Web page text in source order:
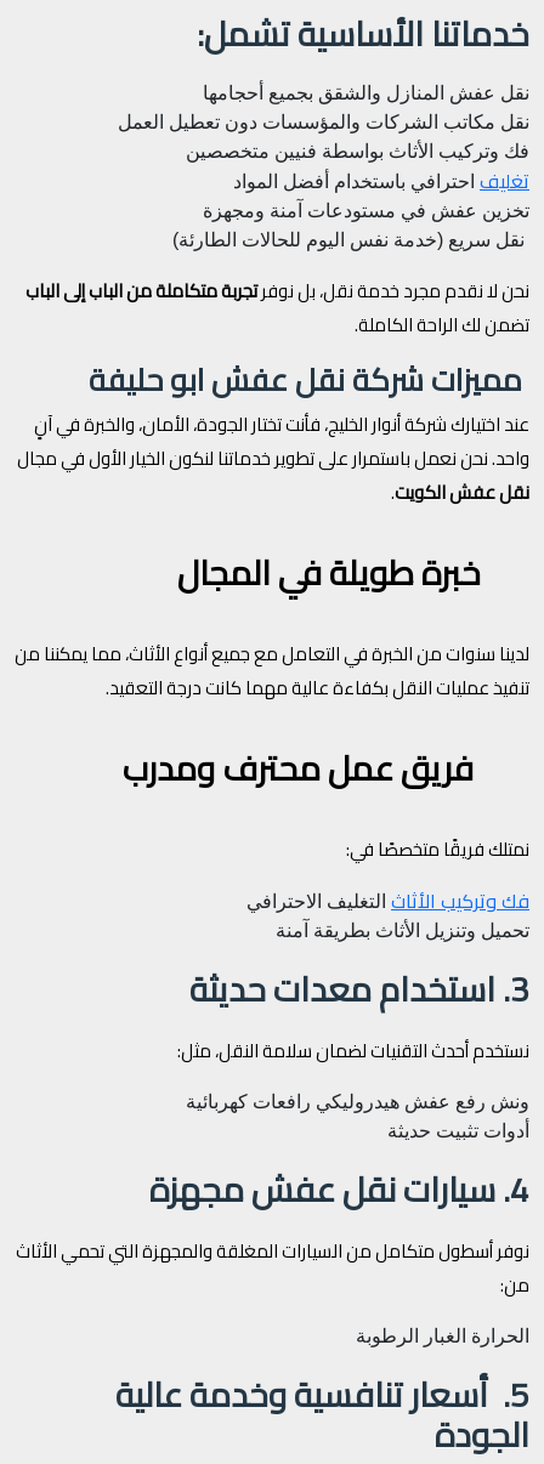
خدماتنا الأساسية تشمل:
نقل عفش المنازل والشقق بجميع أحجامها
نقل مكاتب الشركات والمؤسسات دون تعطيل العمل
فك وتركيب الأثاث بواسطة فنيين متخصصين
تغليف احترافي باستخدام أفضل المواد
تخزين عفش في مستودعات آمنة ومجهزة
نقل سريع (خدمة نفس اليوم للحالات الطارئة)
نحن لا نقدم مجرد خدمة نقل، بل نوفرتجربة متكاملة من الباب إلى الباب
تضمن لك الراحة الكاملة.
مميزات شركة نقل عفش ابو حليفة
عند اختيارك شركة أنوار الخليج، فأنت تختار الجودة، الأمان، والخبرة في آنٍ
واحد. نحن نعمل باستمرار على تطوير خدماتنا لنكون الخيار الأول في مجال
نقل عفش الكويت.
خبرة طويلة في المجال
لدينا سنوات من الخبرة في التعامل مع جميع أنواع الأثاث، مما يمكننا من
تنفيذ عمليات النقل بكفاءة عالية مهما كانت درجة التعقيد.
فريق عمل محترف ومدرب
نمتلك فريقًا متخصصًا في:
فك وتركيب الأثاث التغليف الاحترافي
تحميل وتنزيل الأثاث بطريقة آمنة
3. استخدام معدات حديثة
نستخدم أحدث التقنيات لضمان سلامة النقل، مثل:
ونش رفع عفش هيدروليكي رافعات كهربائية
أدوات تثبيت حديثة
4. سيارات نقل عفش مجهزة
نوفر أسطول متكامل من السيارات المغلقة والمجهزة التي تحمي الأثاث
من:
الحرارة الغبار الرطوبة
5. أسعار تنافسية وخدمة عالية
الجودة